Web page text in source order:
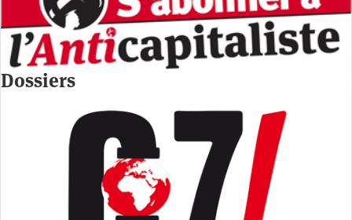
Dossiers